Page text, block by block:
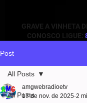
GRAVE A VINHETA
CONOSCO LIGUE:
Post
All Posts
All Posts
amgwebradioetv
17 de nov. de 2025 2